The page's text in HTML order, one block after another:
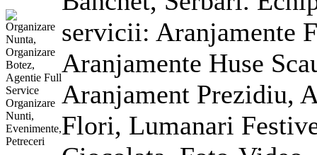
servicii: Aranjamente
Aranjamente Huse
Aranjament Prezidiu,
Flori, Lumanari